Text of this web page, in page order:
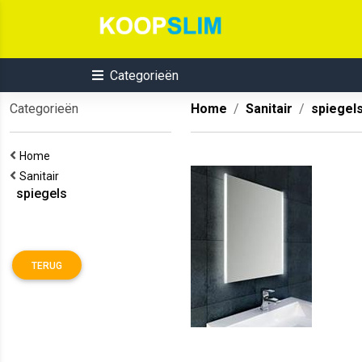
Categorieën
Categorieën
Home
Sanitair
spiegels
TERUG
Home Sanitair